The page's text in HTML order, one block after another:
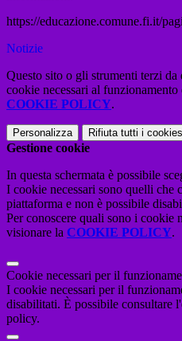
https://educazione.comune.fi.it/
Notizie
Questo sito o gli strumenti terzi
cookie necessari al
COOKIE POLICY.
Personalizza Rifiuta tutti i cookies
Gestione cookie
In questa schermata è possibile
I cookie necessari sono quelli che
piattaforma e non è possibile
Per conoscere quali sono i cookie
visionare la COOKIE POLICY.
Cookie necessari per il
I cookie necessari per il
disabilitati. È possibile consultare
policy.